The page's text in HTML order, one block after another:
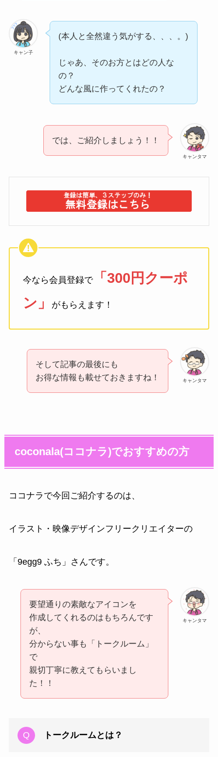
キャン子
(本人と全然違う気がする、、、。)
じゃあ、そのお方とはどの人な
の？
どんな風に作ってくれたの？
キャンタマ
では、ご紹介しましょう！！
今なら会員登録で「300円クーポ
ン」
がもらえます！
キャンタマ
そして記事の最後にも
お得な情報も載せておきますね！
coconala(ココナラ)でおすすめの方
ココナラで今回ご紹介するのは、
イラスト・映像デザインフリークリエイターの
「9egg9 ふち」さんです。
キャンタマ
要望通りの素敵なアイコンを
作成してくれるのはもちろんです
が、
分からない事も「トークルーム」
で
親切丁寧に教えてもらいまし
た！！
トークルームとは？